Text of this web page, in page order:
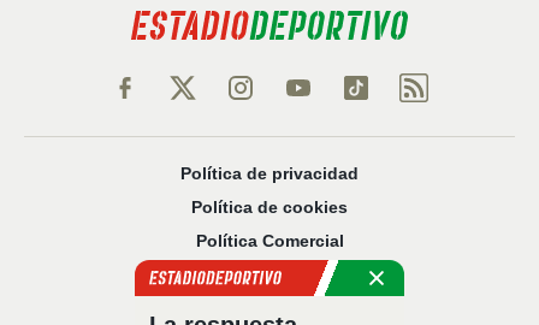
Política de privacidad
Política de cookies
Política Comercial
Aviso legal